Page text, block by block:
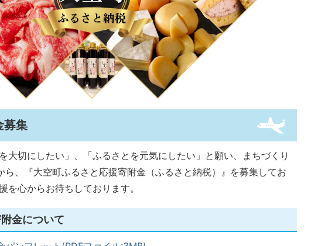
募集
大切にしたい」、「ふるさとを元気にしたい」と願い、まちづくり
ら、『大空町ふるさと応援寄附金（ふるさと納税）』を募集してお
を心からお待ちしております。
金について